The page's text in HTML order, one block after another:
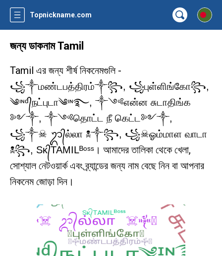
Topnickname.com
জন্য ডাকনাম Tamil
Tamil এর জন্য শীর্ষ নিকনেমগুলি -
꧁༒மண்டபத்திரம்༒꧂, ꧁புள்ளிங்கோ꧂,
༄ᶦᶰᵈ᭄நட்புடா༄ᶦᶰ࿐, ༒༺என்ன சுடாதிங்க
༻༒, ༒༺தொட்ட நீ கெட்ட༻༒,
꧁༒☠︎ ᬊ᭄ல்லா ☠︎༒꧂, ꧁☠︎ஓம்மாள வாடா
☠︎꧂, Sᴋ᭄TAMILᴮᵒˢˢ । আমাদের তালিকা থেকে খেলা,
সোশ্যাল নেটওয়ার্ক এবং ব্র্যান্ডের জন্য নাম বেছে নিন বা আপনার
নিকনেম জোড়া দিন।